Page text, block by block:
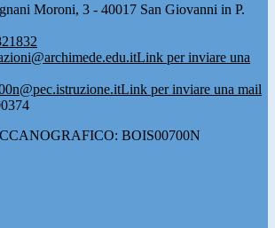
Moroni, 3 - 40017 San Giovanni in P.
Link per inviare una
Link per inviare una mail
BOIS00700N